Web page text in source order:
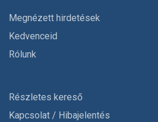
Megnézett hirdetések
Kedvenceid
Rólunk
Részletes kereső
Kapcsolat / Hibajelentés